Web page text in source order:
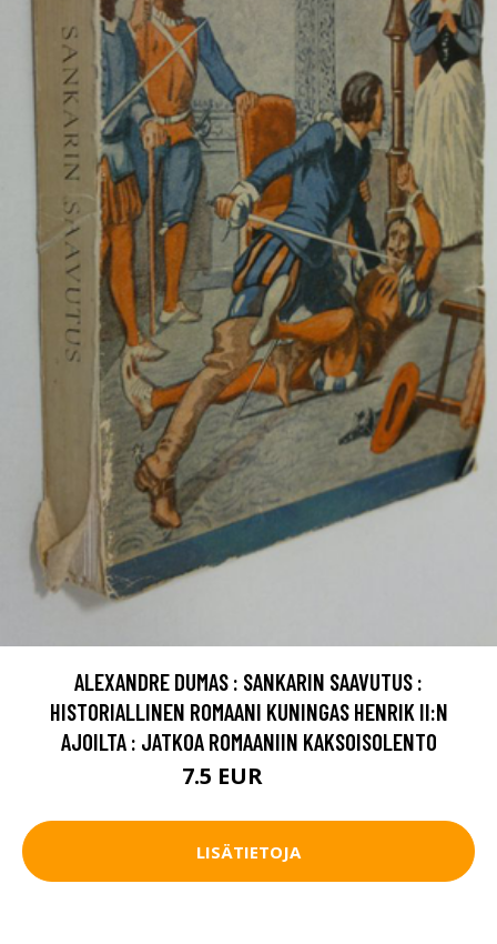
ALEXANDRE DUMAS : SANKARIN SAAVUTUS :
HISTORIALLINEN ROMAANI KUNINGAS HENRIK II:N
AJOILTA : JATKOA ROMAANIIN KAKSOISOLENTO
7.5 EUR
LISÄTIETOJA